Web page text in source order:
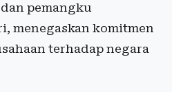
pemangku
menegaskan komitmen
terhadap negara